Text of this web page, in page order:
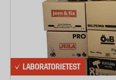
LABORATORIETEST